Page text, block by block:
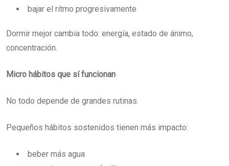
bajar el ritmo progresivamente
Dormir mejor cambia todo: energía, estado de ánimo,
concentración.
Micro hábitos que sí funcionan
No todo depende de grandes rutinas.
Pequeños hábitos sostenidos tienen más impacto:
beber más agua